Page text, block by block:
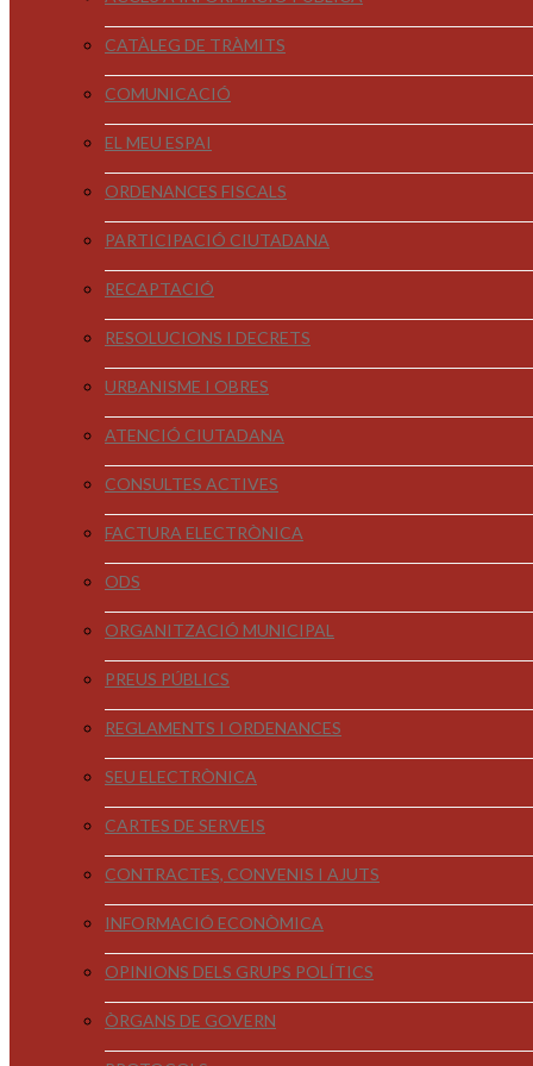
CATÀLEG DE TRÀMITS
COMUNICACIÓ
EL MEU ESPAI
ORDENANCES FISCALS
PARTICIPACIÓ CIUTADANA
RECAPTACIÓ
RESOLUCIONS I DECRETS
URBANISME I OBRES
ATENCIÓ CIUTADANA
CONSULTES ACTIVES
FACTURA ELECTRÒNICA
ODS
ORGANITZACIÓ MUNICIPAL
PREUS PÚBLICS
REGLAMENTS I ORDENANCES
SEU ELECTRÒNICA
CARTES DE SERVEIS
CONTRACTES, CONVENIS I AJUTS
INFORMACIÓ ECONÒMICA
OPINIONS DELS GRUPS POLÍTICS
ÒRGANS DE GOVERN